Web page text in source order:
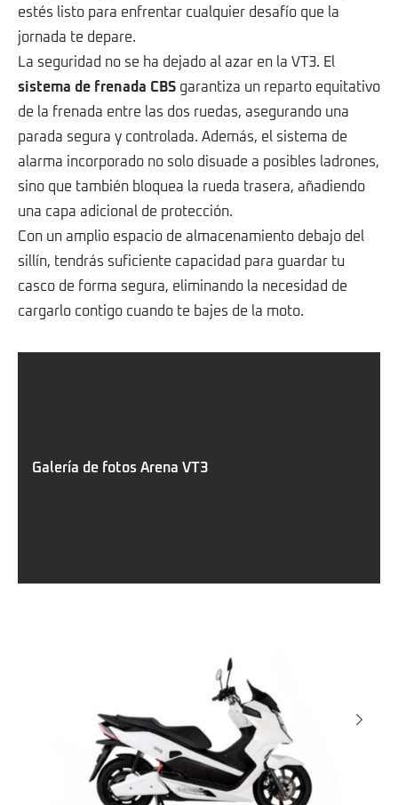
estés listo para enfrentar cualquier desafío que la
jornada te depare.
La seguridad no se ha dejado al azar en la VT3. El
sistema de frenada CBS garantiza un reparto equitativo
de la frenada entre las dos ruedas, asegurando una
parada segura y controlada. Además, el sistema de
alarma incorporado no solo disuade a posibles ladrones,
sino que también bloquea la rueda trasera, añadiendo
una capa adicional de protección.
Con un amplio espacio de almacenamiento debajo del
sillín, tendrás suficiente capacidad para guardar tu
casco de forma segura, eliminando la necesidad de
cargarlo contigo cuando te bajes de la moto.
Galería de fotos Arena VT3